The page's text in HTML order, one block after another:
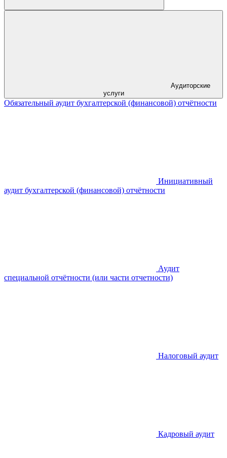
услуги
Обязательный аудит бухгалтерской (финансовой) отчётности
Инициативный
аудит бухгалтерской (финансовой) отчётности
Аудит
специальной отчётности (или части отчетности)
Налоговый аудит
Кадровый аудит